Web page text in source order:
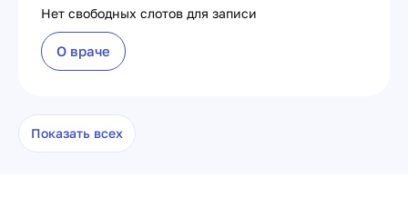
Нет свободных слотов для записи
О враче
Показать всех